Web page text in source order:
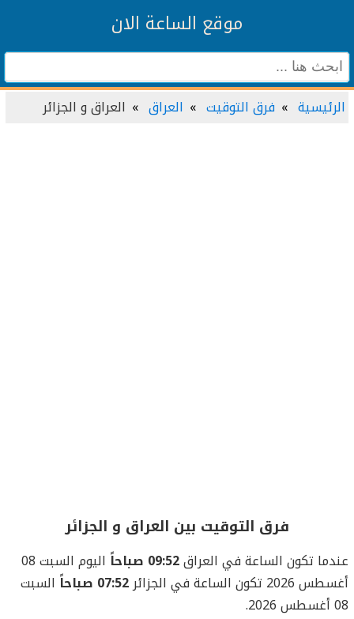
موقع الساعة الان
الرئيسية فرق التوقيت العراق العراق و الجزائر
فرق التوقيت بين العراق و الجزائر
عندما تكون الساعة في العراق09:52 صباحاً
اليوم السبت 08
أغسطس 2026 تكون الساعة في الجزائر
07:52 صباحاً
السبت
08 أغسطس 2026.